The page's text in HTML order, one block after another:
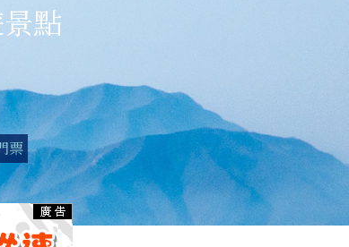
點
票